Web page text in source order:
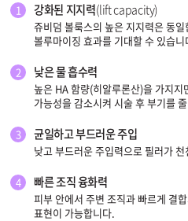
안양점
압구정점
원주점
이천점
인천부평점
1 강화된 지지력(lift capacity)
쥬비덤 볼룩스의 높은 지지력은 동
볼루마이징 효과를 기대할 수 있습니
2 낮은 물 흡수력
높은 HA 함량(히알루론산)을 가지
가능성을 감소시켜 시술 후 부기를
3 균일하고 부드러운 주입
낮고 부드러운 주입력으로 필러가
4 빠른 조직 융화력
피부 안에서 주변 조직과 빠르게 결
표현이 가능합니다.